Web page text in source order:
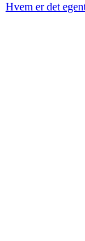
Hvem er det